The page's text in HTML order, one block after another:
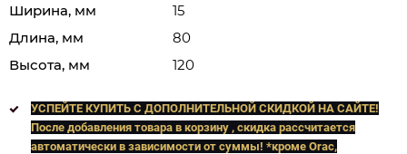
Ширина, мм
15
Длина, мм
80
Высота, мм
120
УСПЕЙТЕ КУПИТЬ C ДОПОЛНИТЕЛЬНОЙ СКИДКОЙ НА САЙТЕ!
После добавления товара в корзину , скидка рассчитается
автоматически в зависимости от суммы! *кроме Orac,